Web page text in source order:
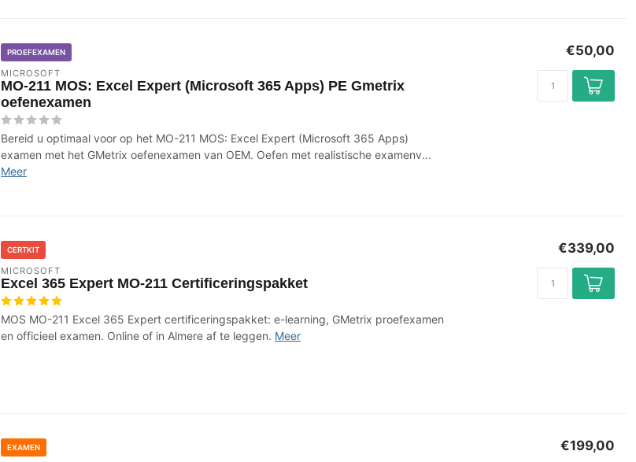
PROEFEXAMEN
MICROSOFT
MO-211 MOS: Excel Expert (Microsoft 365 Apps) PE Gmetrix
oefenexamen
Bereid u optimaal voor op het MO-211 MOS: Excel Expert (Microsoft 365 Apps)
examen met het GMetrix oefenexamen van OEM. Oefen met realistische examenv...
Meer
€50,00
CERTKIT
MICROSOFT
Excel 365 Expert MO-211 Certificeringspakket
MOS MO-211 Excel 365 Expert certificeringspakket: e-learning, GMetrix proefexamen
en officieel examen. Online of in Almere af te leggen. Meer
€339,00
EXAMEN €199,00